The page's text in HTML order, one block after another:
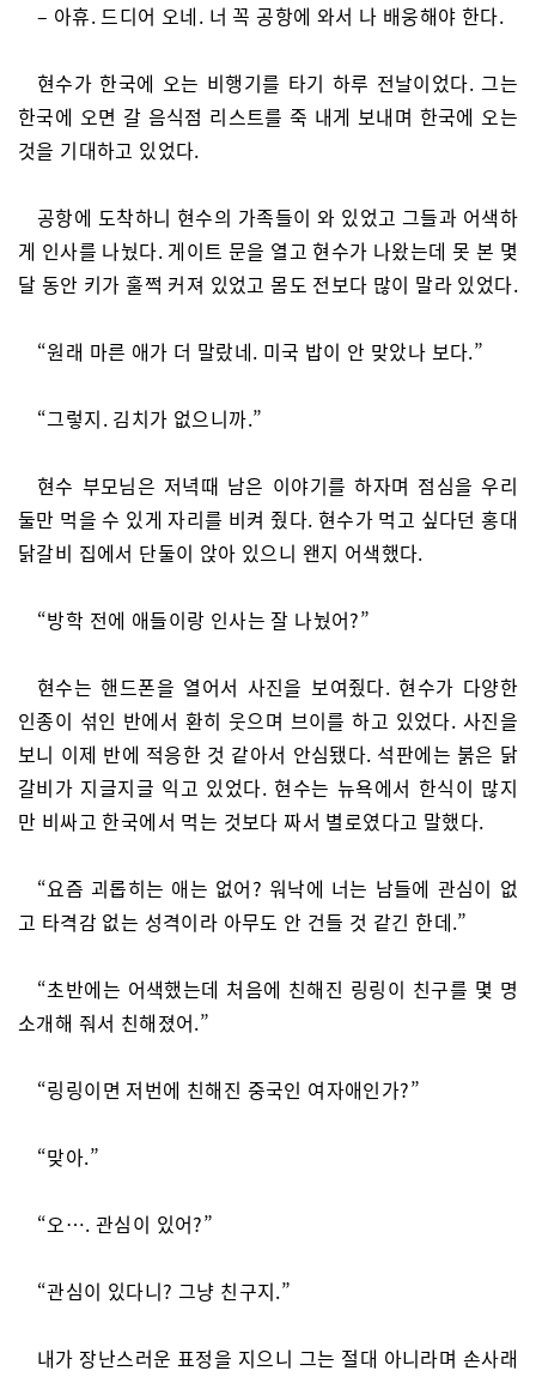
– 아휴. 드디어 오네. 너 꼭 공항에 와서 나 배웅해야 한다.
현수가 한국에 오는 비행기를 타기 하루 전날이었다. 그는
한국에 오면 갈 음식점 리스트를 죽 내게 보내며 한국에 오는
것을 기대하고 있었다.
공항에 도착하니 현수의 가족들이 와 있었고 그들과 어색하
게 인사를 나눴다. 게이트 문을 열고 현수가 나왔는데 못 본 몇
달 동안 키가 훌쩍 커져 있었고 몸도 전보다 많이 말라 있었다.
“원래 마른 애가 더 말랐네. 미국 밥이 안 맞았나 보다.”
“그렇지. 김치가 없으니까.”
현수 부모님은 저녁때 남은 이야기를 하자며 점심을 우리
둘만 먹을 수 있게 자리를 비켜 줬다. 현수가 먹고 싶다던 홍대
닭갈비 집에서 단둘이 앉아 있으니 왠지 어색했다.
“방학 전에 애들이랑 인사는 잘 나눴어?”
현수는 핸드폰을 열어서 사진을 보여줬다. 현수가 다양한
인종이 섞인 반에서 환히 웃으며 브이를 하고 있었다. 사진을
보니 이제 반에 적응한 것 같아서 안심됐다. 석판에는 붉은 닭
갈비가 지글지글 익고 있었다. 현수는 뉴욕에서 한식이 많지
만 비싸고 한국에서 먹는 것보다 짜서 별로였다고 말했다.
“요즘 괴롭히는 애는 없어? 워낙에 너는 남들에 관심이 없
고 타격감 없는 성격이라 아무도 안 건들 것 같긴 한데.”
“초반에는 어색했는데 처음에 친해진 링링이 친구를 몇 명
소개해 줘서 친해졌어.”
“링링이면 저번에 친해진 중국인 여자애인가?”
“맞아.”
“오…. 관심이 있어?”
“관심이 있다니? 그냥 친구지.”
내가 장난스러운 표정을 지으니 그는 절대 아니라며 손사래